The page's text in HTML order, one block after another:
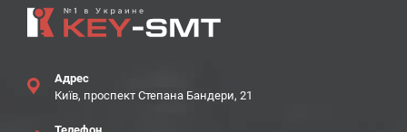
Адрес
Київ, проспект Степана Бандери, 21